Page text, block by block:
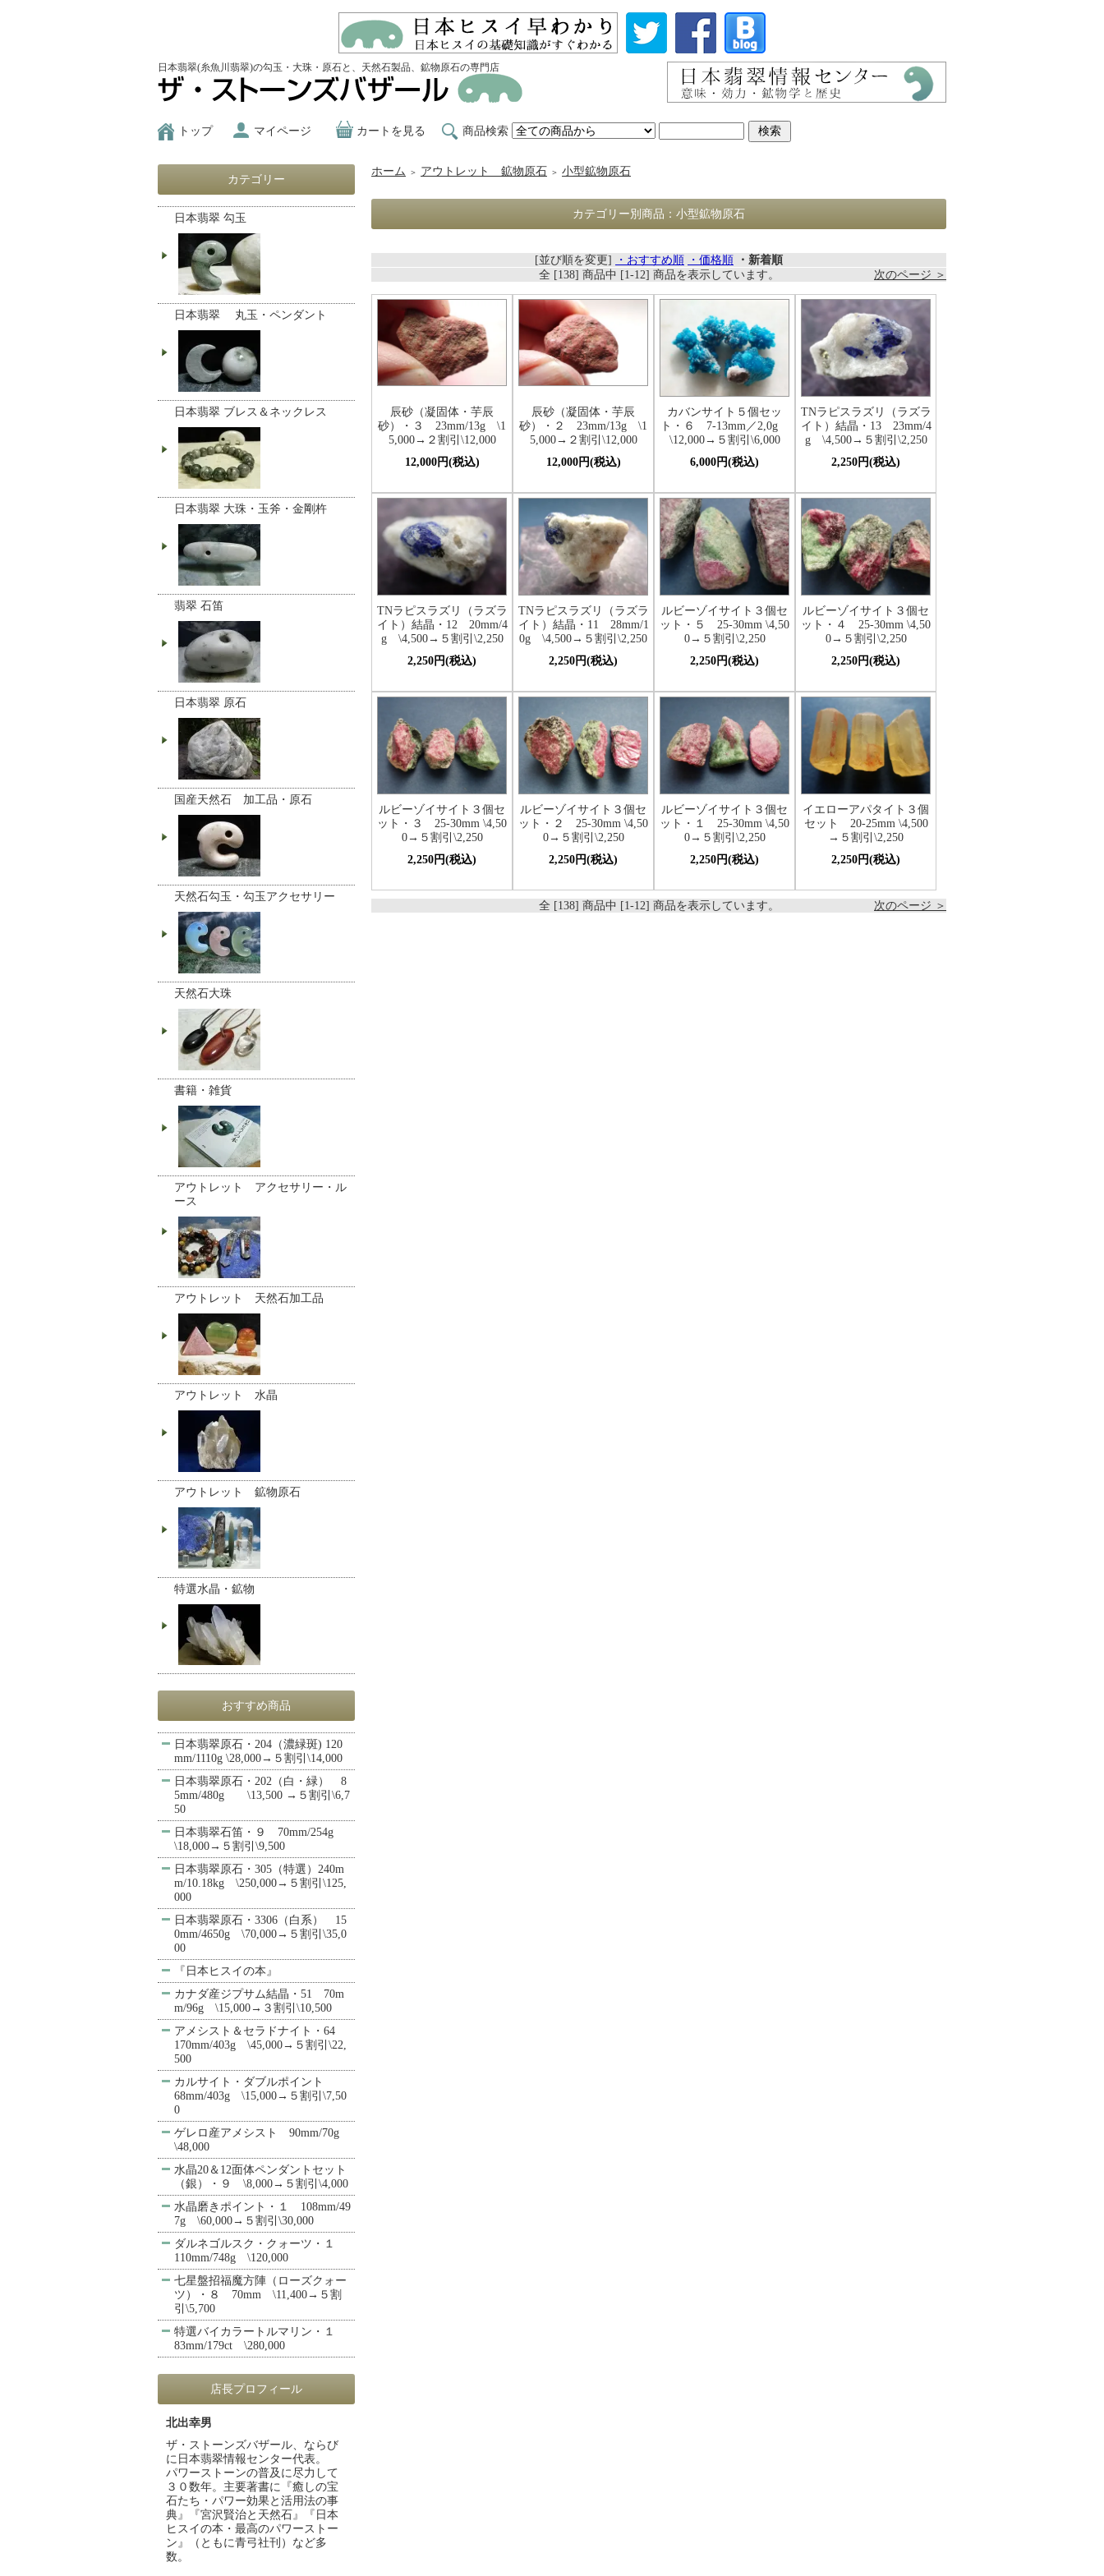
日本翡翠(糸魚川翡翠)の勾玉・大珠・原石と、天然石製品、鉱物原石の専門店
トップ マイページ カートを見る 商品検索
ホーム ＞ アウトレット 鉱物原石 ＞ 小型鉱物原石
カテゴリー別商品：小型鉱物原石
[並び順を変更] ・おすすめ順 ・価格順
・新着順
全 [138] 商品中 [1-12] 商品を表示しています。
次のページ ＞
辰砂（凝固体・芋辰
砂）・３ 23mm/13g \1
5,000→２割引\12,000
12,000円(税込)
辰砂（凝固体・芋辰
砂）・２ 23mm/13g \1
5,000→２割引\12,000
12,000円(税込)
カバンサイト５個セッ
ト・６ 7-13mm／2,0g
\12,000→５割引\6,000
6,000円(税込)
TNラピスラズリ（ラズラ
イト）結晶・13 23mm/4
g \4,500→５割引\2,250
2,250円(税込)
TNラピスラズリ（ラズラ
イト）結晶・12 20mm/4
g \4,500→５割引\2,250
2,250円(税込)
TNラピスラズリ（ラズラ
イト）結晶・11 28mm/1
0g \4,500→５割引\2,250
2,250円(税込)
ルビーゾイサイト３個セ
ット・５ 25-30mm \4,50
0→５割引\2,250
2,250円(税込)
ルビーゾイサイト３個セ
ット・４ 25-30mm \4,50
0→５割引\2,250
2,250円(税込)
ルビーゾイサイト３個セ
ット・３ 25-30mm \4,50
0→５割引\2,250
2,250円(税込)
ルビーゾイサイト３個セ
ット・２ 25-30mm \4,50
0→５割引\2,250
2,250円(税込)
ルビーゾイサイト３個セ
ット・１ 25-30mm \4,50
0→５割引\2,250
2,250円(税込)
イエローアパタイト３個
セット 20-25mm \4,500
→５割引\2,250
2,250円(税込)
全 [138] 商品中 [1-12] 商品を表示しています。 次のページ ＞
カテゴリー
日本翡翠 勾玉
日本翡翠 丸玉・ペンダント
日本翡翠 ブレス＆ネックレス
日本翡翠 大珠・玉斧・金剛杵
翡翠 石笛
日本翡翠 原石
国産天然石 加工品・原石
天然石勾玉・勾玉アクセサリー
天然石大珠
書籍・雑貨
アウトレット アクセサリー・ル
ース
アウトレット 天然石加工品
アウトレット 水晶
アウトレット 鉱物原石
特選水晶・鉱物
おすすめ商品
日本翡翠原石・204（濃緑斑) 120
mm/1110g \28,000→５割引\14,000
日本翡翠原石・202（白・緑） 8
5mm/480g \13,500 →５割引\6,7
50
日本翡翠石笛・９ 70mm/254g
\18,000→５割引\9,500
日本翡翠原石・305（特選）240m
m/10.18kg \250,000→５割引\125,
000
日本翡翠原石・3306（白系） 15
0mm/4650g \70,000→５割引\35,0
00
『日本ヒスイの本』
カナダ産ジプサム結晶・51 70m
m/96g \15,000→３割引\10,500
アメシスト＆セラドナイト・64
170mm/403g \45,000→５割引\22,
500
カルサイト・ダブルポイント
68mm/403g \15,000→５割引\7,50
0
ゲレロ産アメシスト 90mm/70g
\48,000
水晶20＆12面体ペンダントセット
（銀）・９ \8,000→５割引\4,000
水晶磨きポイント・１ 108mm/49
7g \60,000→５割引\30,000
ダルネゴルスク・クォーツ・１
110mm/748g \120,000
七星盤招福魔方陣（ローズクォー
ツ）・８ 70mm \11,400→５割
引\5,700
特選バイカラートルマリン・１
83mm/179ct \280,000
店長プロフィール
北出幸男
ザ・ストーンズバザール、ならび
に日本翡翠情報センター代表。
パワーストーンの普及に尽力して
３０数年。主要著書に『癒しの宝
石たち・パワー効果と活用法の事
典』『宮沢賢治と天然石』『日本
ヒスイの本・最高のパワーストー
ン』（ともに青弓社刊）など多
数。